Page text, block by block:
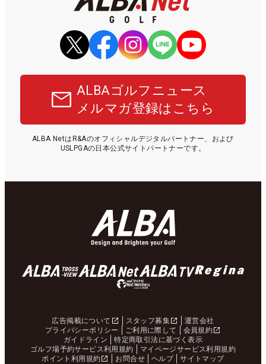
ALBAゴルフニュース
メルマガ登録はこちら
ALBA NetはR&Aのオフィシャルデジタルパートナー、および
USLPGAの日本公式サイトパートナーです。
広告掲載について スタッフ募集
運営会社
プライバシーポリシー
ご利用に際して
会員規約
ガイドライン
特定商取引法に基づく表示
ゴルフ場予約サービス利用規約
マイページサービス利用規約
ポイント利用規約
お問合せ ヘルプ サイトマップ